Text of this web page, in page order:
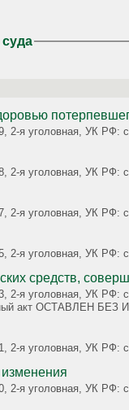
2-я уголовная, УК
2-я уголовная, УК
2-я уголовная, УК
2-я уголовная, УК
средств,
п.а УК РФ: ст. 30 ч.3, ст. 228.1 ч.2 п.а; ст. 30 ч.3, ст. 228.1 ч.2
акт ОСТАВЛЕН БЕЗ
2-я уголовная, УК
изменения
2-я уголовная, УК